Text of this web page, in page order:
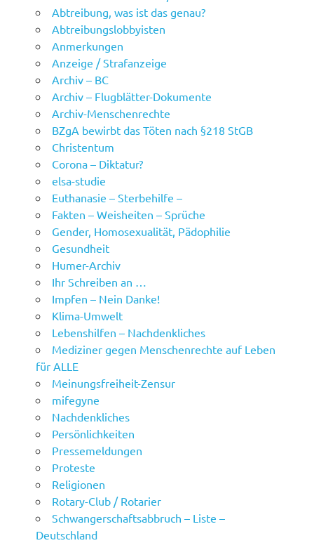
Abtreibung, was ist das genau?
Abtreibungslobbyisten
Anmerkungen
Anzeige / Strafanzeige
Archiv – BC
Archiv – Flugblätter-Dokumente
Archiv-Menschenrechte
BZgA bewirbt das Töten nach §218 StGB
Christentum
Corona – Diktatur?
elsa-studie
Euthanasie – Sterbehilfe –
Fakten – Weisheiten – Sprüche
Gender, Homosexualität, Pädophilie
Gesundheit
Humer-Archiv
Ihr Schreiben an …
Impfen – Nein Danke!
Klima-Umwelt
Lebenshilfen – Nachdenkliches
Mediziner gegen Menschenrechte auf Leben
für ALLE
Meinungsfreiheit-Zensur
mifegyne
Nachdenkliches
Persönlichkeiten
Pressemeldungen
Proteste
Religionen
Rotary-Club / Rotarier
Schwangerschaftsabbruch – Liste –
Deutschland